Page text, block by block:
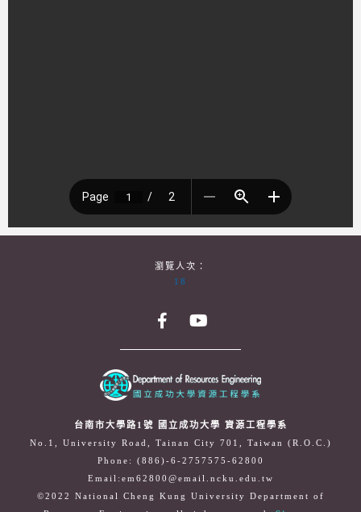
瀏覽人次：
18
台南市大學路1號 國立成功大學 資源工程學系
No.1, University Road, Tainan City 701, Taiwan (R.O.C.)
Phone: (886)-6-2757575-62800
Email:em62800@email.ncku.edu.tw
©2022 National Cheng Kung University Department of